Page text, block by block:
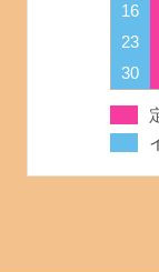
16
23
30